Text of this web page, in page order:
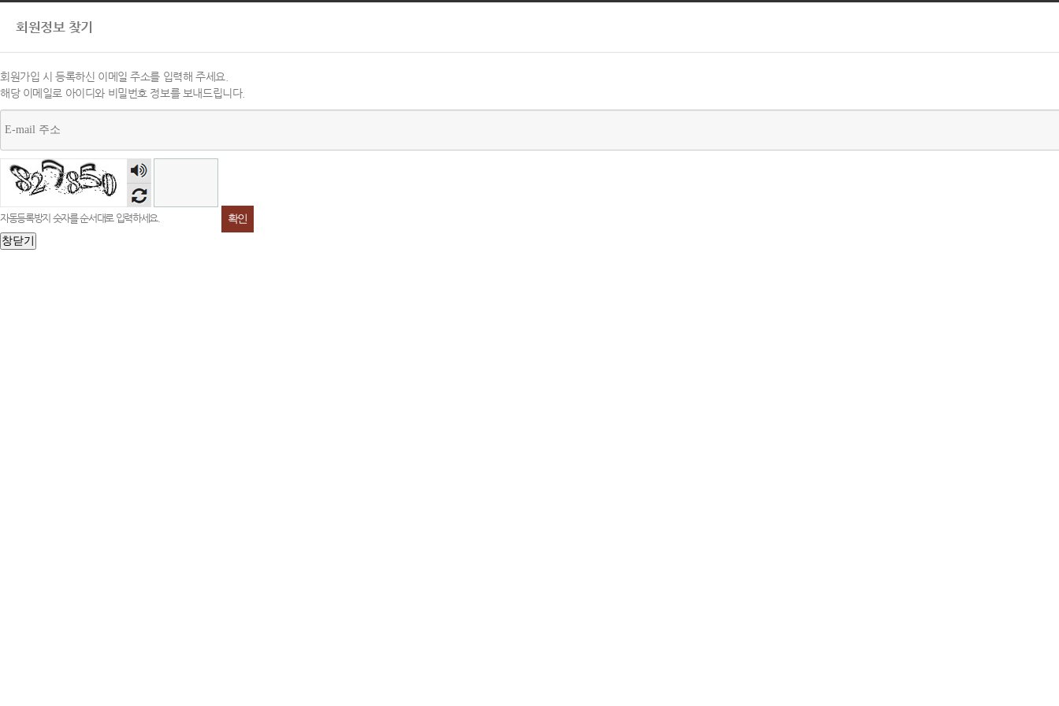
회원정보 찾기
회원가입 시 등록하신 이메일 주소를 입력해 주세요.
해당 이메일로 아이디와 비밀번호 정보를 보내드립니다.
숫자
음성
듣기
자동등록방지 숫자를 순서대로 입력하세요.
창닫기